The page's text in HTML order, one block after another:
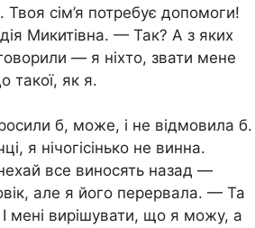
сім’я потребує допомоги!
Микитівна. — Так? А з яких
— я ніхто, звати мене
такої, як я.
б, може, і не відмовила б.
я нічогісінько не винна.
все виносять назад —
але я його перервала. — Та
І мені вирішувати, що я можу, а